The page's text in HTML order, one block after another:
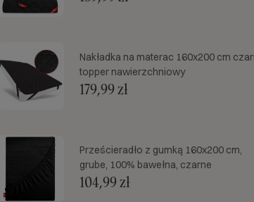
Nakładka na materac 160x200 cm
topper nawierzchniowy
179,99 zł
Prześcieradło z gumką 160x200 cm,
grube, 100% bawełna, czarne
104,99 zł